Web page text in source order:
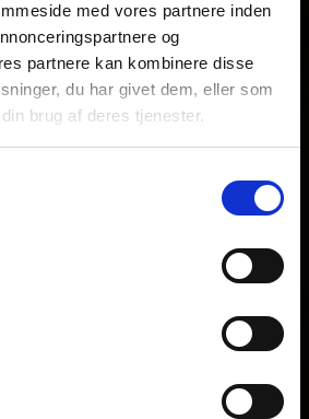
med vores partnere inden
og
partnere kan kombinere disse
du har givet dem, eller som
brug af deres tjenester.